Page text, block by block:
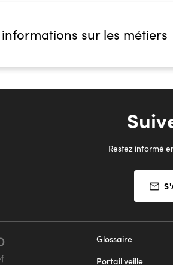
informations sur les métiers
Restez informé
Glossaire
Portail veille